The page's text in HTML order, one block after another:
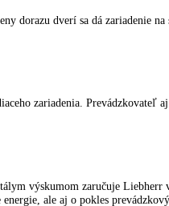
tovaru a rovnomernú